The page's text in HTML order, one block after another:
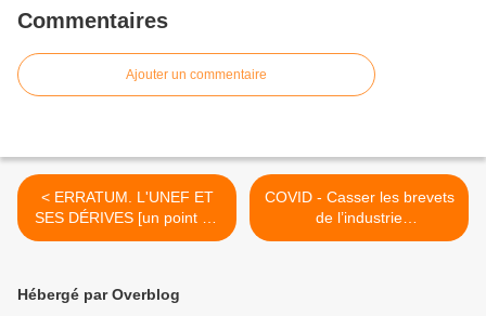
Commentaires
Ajouter un commentaire
< ERRATUM. L'UNEF ET
SES DÉRIVES [un point de
vue communiste]
COVID - Casser les brevets
de l’industrie
pharmaceutique : une
Hébergé par Overblog